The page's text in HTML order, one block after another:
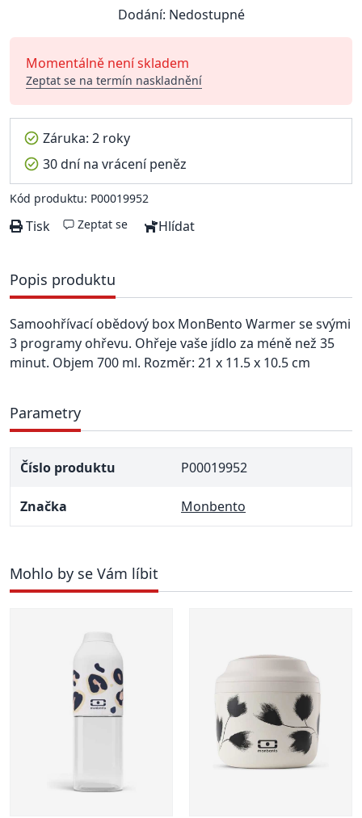
Dodání: Nedostupné
Momentálně není skladem
Zeptat se na termín naskladnění
Záruka: 2 roky
30 dní na vrácení peněz
Kód produktu: P00019952
Tisk Zeptat se Hlídat
Popis produktu
Samoohřívací obědový box MonBento Warmer se svými
3 programy ohřevu. Ohřeje vaše jídlo za méně než 35
minut. Objem 700 ml. Rozměr: 21 x 11.5 x 10.5 cm
Parametry
Číslo produktu P00019952
Značka Monbento
Mohlo by se Vám líbit